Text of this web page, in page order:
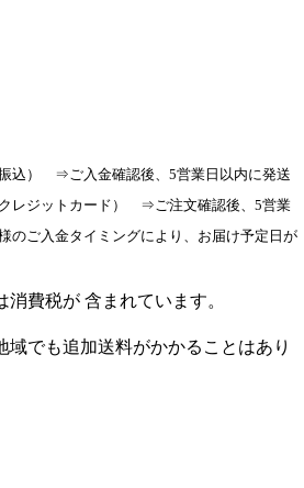
込） ⇒ご入金確認後、5営業日以内に発送
クレジットカード） ⇒ご注文確認後、5営業
のご入金タイミングにより、お届け予定日が
消費税が 含まれています。
域でも追加送料がかかることはあり